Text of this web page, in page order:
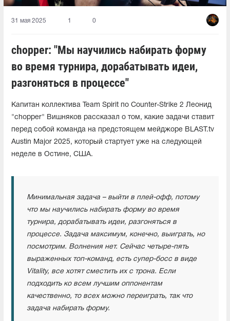
31 мая 2025 1 0
chopper: "Мы научились набирать форму
во время турнира, дорабатывать идеи,
разгоняться в процессе"
Капитан коллектива Team Spirit по Counter-Strike 2 Леонид
"chopper" Вишняков рассказал о том, какие задачи ставит
перед собой команда на предстоящем мейджоре BLAST.tv
Austin Major 2025, который стартует уже на следующей
неделе в Остине, США.
Минимальная задача – выйти в плей-офф, потому
что мы научились набирать форму во время
турнира, дорабатывать идеи, разгоняться в
процессе. Задача максимум, конечно, выиграть, но
посмотрим. Волнения нет. Сейчас четыре-пять
выраженных топ-команд, есть супер-босс в виде
Vitality, все хотят сместить их с трона. Если
подходить ко всем лучшим оппонентам
качественно, то всех можно переиграть, так что
задача набирать форму.